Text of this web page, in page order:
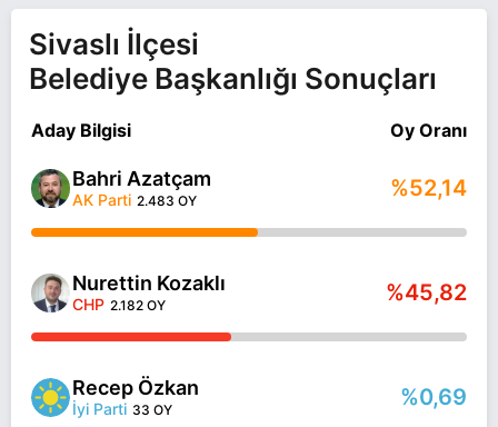
Sivaslı İlçesi
Belediye Başkanlığı Sonuçları
Aday Bilgisi Oy Oranı
Bahri Azatçam
AK Parti 2.483 OY %52,14
Nurettin Kozaklı
CHP 2.182 OY %45,82
Recep Özkan
İyi Parti 33 OY %0,69